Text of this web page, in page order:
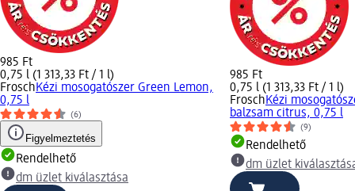
985 Ft
0,75 l (1 313,33 Ft / 1 l)
FroschKézi mosogatószer Green Lemon,
0,75 l
(6)
Figyelmeztetés
Rendelhető
dm üzlet kiválasztása
985 Ft
0,75 l (1 313,33 Ft / 1 l)
FroschKézi
balzsam citrus, 0,75 l
(9)
Rendelhető
dm üzlet